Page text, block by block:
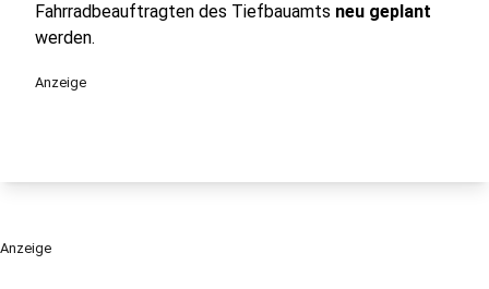
Fahrradbeauftragten des Tiefbauamts neu geplant
werden.
Anzeige
Anzeige